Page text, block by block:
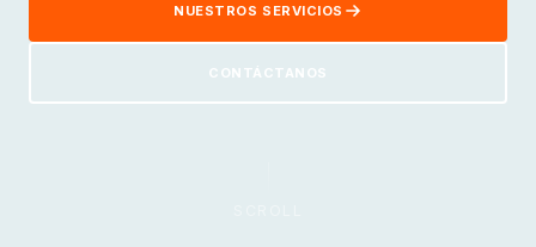
NUESTROS SERVICIOS
CONTÁCTANOS